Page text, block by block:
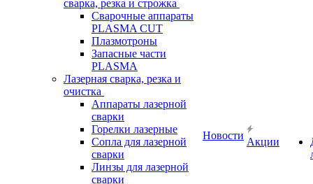
сварка, резка и строжка
Сварочные аппараты
PLASMA CUT
Плазмотроны
Запасные части
PLASMA
Лазерная сварка, резка и
очистка
Аппараты лазерной
сварки
Горелки лазерные
Сопла для лазерной
сварки
Линзы для лазерной
сварки
Новости
Акции